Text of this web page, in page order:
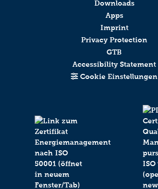
Downloads
Apps
Imprint
Privacy Protection
GTB
Accessibility Statement
Cookie Einstellungen